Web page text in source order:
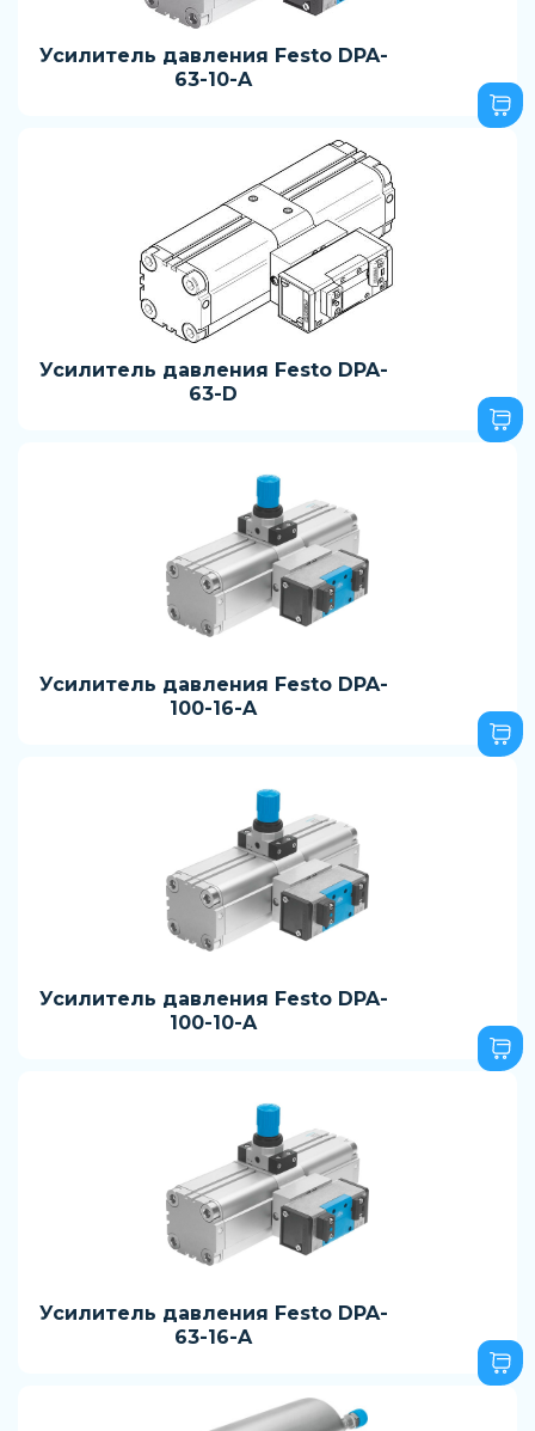
Усилитель давления Festo DPA-
63-10-A
Усилитель давления Festo DPA-
63-D
Усилитель давления Festo DPA-
100-16-A
Усилитель давления Festo DPA-
100-10-A
Усилитель давления Festo DPA-
63-16-A